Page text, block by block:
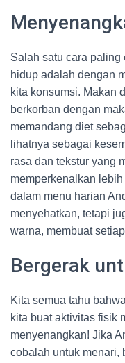
Salah satu cara paling
hidup adalah dengan
kita konsumsi. Makan
berkorban dengan
memandang diet
lihatnya sebagai
rasa dan tekstur yang
memperkenalkan
dalam menu harian
menyehatkan, tetapi
warna, membuat
Bergerak
Kita semua tahu
kita buat aktivitas fisik
menyenangkan! Jika
cobalah untuk menari,